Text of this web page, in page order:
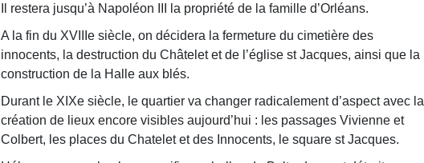
Il restera jusqu’à Napoléon III la propriété de la famille d’Orléans.
A la fin du XVIIIe siècle, on décidera la fermeture du cimetière des
innocents, la destruction du Châtelet et de l’église st Jacques, ainsi que la
construction de la Halle aux blés.
Durant le XIXe siècle, le quartier va changer radicalement d’aspect avec la
création de lieux encore visibles aujourd’hui : les passages Vivienne et
Colbert, les places du Chatelet et des Innocents, le square st Jacques.